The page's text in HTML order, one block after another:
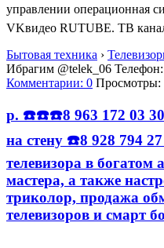
управлении операционная
VKвидео RUTUBE. ТВ
Бытовая техника ›
Ибрагим @telek_06 Телефон:
Комментарии: 0 Просмотры:
р. ☎️☎️☎️8 963 172 03 30
на стену ☎️8 928 794
телевизора в богатом
мастера, а также
триколор, продажа
телевизоров и смарт